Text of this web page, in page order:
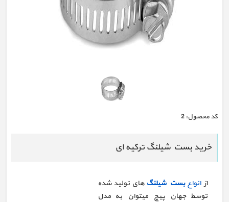
كد محصول: 2
خرید بست شیلنگ ترکیه ای
ازانواعبست شیلنگ های تولید شده
توسط جهان پیچ میتوان به مدل